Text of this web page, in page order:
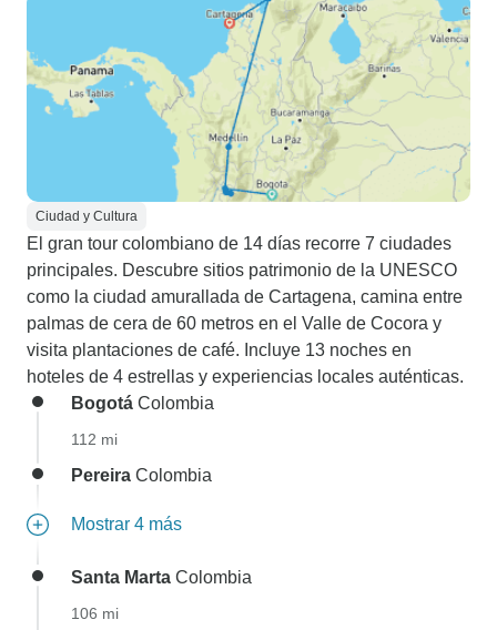
Ciudad y Cultura
El gran tour colombiano de 14 días recorre 7 ciudades
principales. Descubre sitios patrimonio de la UNESCO
como la ciudad amurallada de Cartagena, camina entre
palmas de cera de 60 metros en el Valle de Cocora y
visita plantaciones de café. Incluye 13 noches en
hoteles de 4 estrellas y experiencias locales auténticas.
Bogotá Colombia
112 mi
Pereira Colombia
Mostrar 4 más
Santa Marta Colombia
106 mi